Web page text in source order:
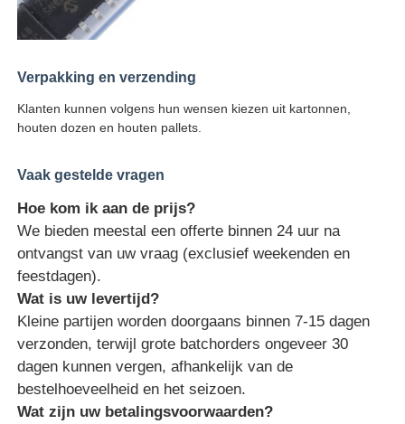
Verpakking en verzending
Klanten kunnen volgens hun wensen kiezen uit kartonnen,
houten dozen en houten pallets.
Vaak gestelde vragen
Hoe kom ik aan de prijs?
We bieden meestal een offerte binnen 24 uur na
ontvangst van uw vraag (exclusief weekenden en
feestdagen).
Wat is uw levertijd?
Kleine partijen worden doorgaans binnen 7-15 dagen
verzonden, terwijl grote batchorders ongeveer 30
dagen kunnen vergen, afhankelijk van de
bestelhoeveelheid en het seizoen.
Wat zijn uw betalingsvoorwaarden?